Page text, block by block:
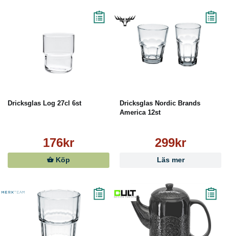
Dricksglas Log 27cl 6st
176kr
Köp
Dricksglas Nordic Brands
America 12st
299kr
Läs mer